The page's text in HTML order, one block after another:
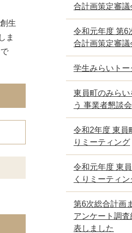
生
ま
合計画策定審議
令和元年度 第6
合計画策定審議
学生みらいトー
東員町のみらい
う 事業者懇談会
令和2年度 東員
りミーティング
令和元年度 東
くりミーティン
第6次総合計画
アンケート調査
表しました